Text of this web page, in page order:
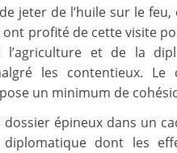
jeter de l’huile sur le
profité de cette visite
l’agriculture et de la
les contentieux.
un minimum de
dossier épineux dans un
diplomatique dont les